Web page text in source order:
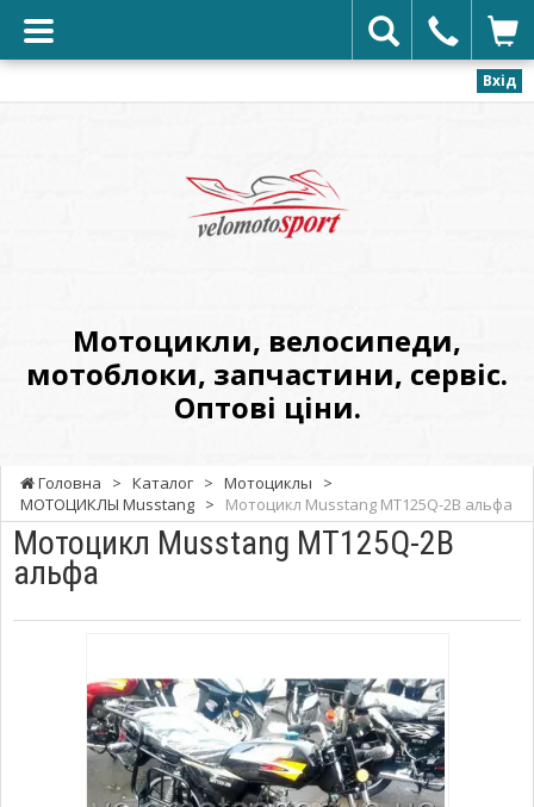
Вхід
Оптові
ціни.
Мотоцикли, велосипеди,
мотоблоки, запчастини, сервіс.
Оптові ціни.
Головна > Каталог > Мотоциклы
>
МОТОЦИКЛЫ Musstang > Мотоцикл Musstang MT125Q-2B альфа
Мотоцикл Musstang MT125Q-2B
альфа